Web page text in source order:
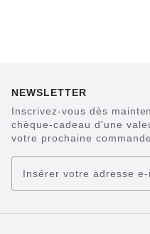
NEWSLETTER
Inscrivez-vous dès
chèque-cadeau d'une
votre prochaine commande
Insérer votre adresse